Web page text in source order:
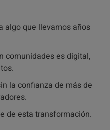
algo que llevamos años
comunidades es digital,
la confianza de más de
de esta transformación.